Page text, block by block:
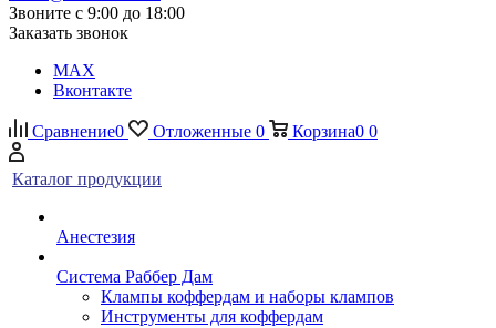
Звоните с 9:00 до 18:00
Заказать звонок
MAX
Вконтакте
Сравнение0 Отложенные 0 Корзина0 0
Каталог продукции
Анестезия
Система Раббер Дам
Клампы коффердам и наборы клампов
Инструменты для коффердам